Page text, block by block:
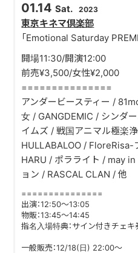
01.14 Sat. 2023
東京キネマ倶楽部
「Emotional Saturday
開場11:30/開演12:00
前売¥3,500/女性¥2,000
===============
アンダービースティー /
女 / GANGDEMIC / シンダ
イムズ / 戦国アニマル極楽
HULLABALOO / FloreRisa-
HARU / ポラライト / may
ョン / RASCAL CLAN / 他
===============
出演：12:50〜13:05
物販：13:45〜14:45
指名入場特典：サイン付きチェキ
一般販売：12/18(日) 22:00〜